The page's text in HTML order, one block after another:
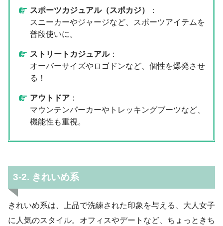
スポーツカジュアル（スポカジ）
：
スニーカーやジャージなど、スポーツアイテムを
普段使いに。
ストリートカジュアル：
オーバーサイズやロゴドンなど、個性を爆発させ
る！
アウトドア ：
マウンテンパーカーやトレッキングブーツなど、
機能性も重視。
3-2. きれいめ系
きれいめ系は、上品で洗練された印象を与える、大人女子
に人気のスタイル。オフィスやデートなど、ちょっときち